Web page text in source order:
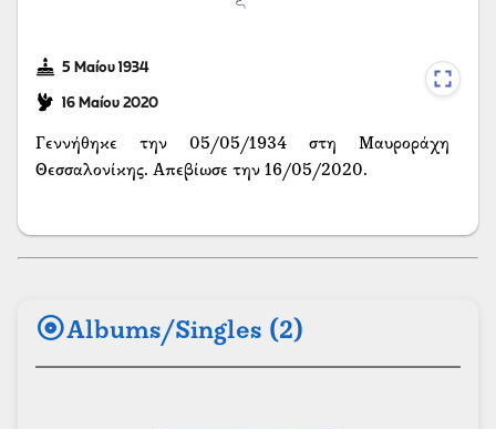
5 Μαίου 1934
16 Μαίου 2020
Γεννήθηκε την 05/05/1934 στη Μαυροράχη
Θεσσαλονίκης. Απεβίωσε την 16/05/2020.
albumAlbums/Singles (2)